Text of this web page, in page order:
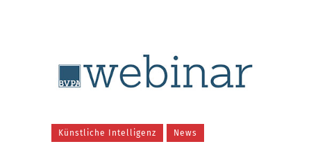
Künstliche Intelligenz News